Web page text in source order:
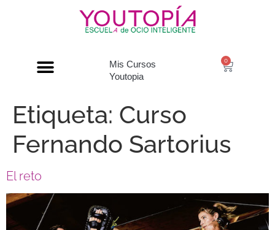
Mis Cursos
Youtopia
0
Etiqueta: Curso
Fernando Sartorius
El reto